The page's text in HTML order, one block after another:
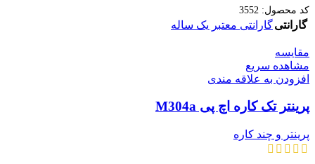
کد محصول: 3552
گارانتیگارانتی معتبر یک ساله
مقایسه
مشاهده سریع
افزودن به علاقه مندی
پرینتر تک کاره اچ پی M304a
پرینتر و چند کاره